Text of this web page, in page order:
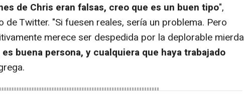
de Chris eran falsas, creo que es un buen tipo",
de Twitter. "Si fuesen reales, sería un problema. Pero
merece ser despedida por la deplorable mierda
buena persona, y cualquiera que haya trabajado